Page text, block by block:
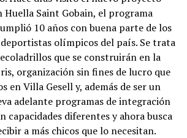
Huella Saint Gobain, el programa
10 años con buena parte de los
olímpicos del país. Se trata
que se construirán en la
organización sin fines de lucro que
en Villa Gesell y, además de ser un
adelante programas de integración
capacidades diferentes y ahora busca
a más chicos que lo necesitan.